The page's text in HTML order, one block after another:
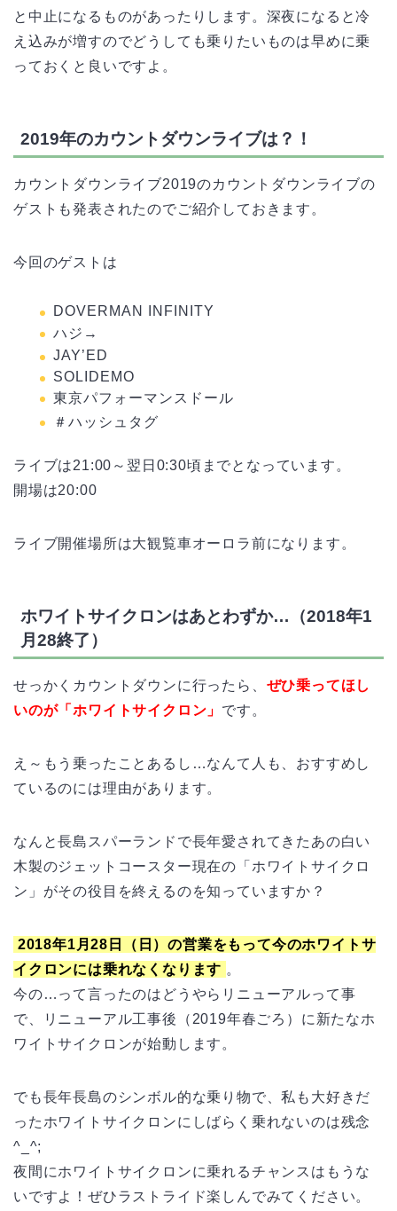
と中止になるものがあったりします。深夜になると冷
え込みが増すのでどうしても乗りたいものは早めに乗
っておくと良いですよ。
2019年のカウントダウンライブは？！
カウントダウンライブ2019のカウントダウンライブの
ゲストも発表されたのでご紹介しておきます。
今回のゲストは
DOVERMAN INFINITY
ハジ→
JAY’ED
SOLIDEMO
東京パフォーマンスドール
＃ハッシュタグ
ライブは21:00～翌日0:30頃までとなっています。
開場は20:00
ライブ開催場所は大観覧車オーロラ前になります。
ホワイトサイクロンはあとわずか…（2018年1
月28終了）
せっかくカウントダウンに行ったら、 ぜひ乗ってほし
いのが「ホワイトサイクロン」 です。
え～もう乗ったことあるし…なんて人も、おすすめし
ているのには理由があります。
なんと長島スパーランドで長年愛されてきたあの白い
木製のジェットコースター現在の「ホワイトサイクロ
ン」がその役目を終えるのを知っていますか？
2018年1月28日（日）の営業をもって今のホワイトサ
イクロンには乗れなくなります 。
今の…って言ったのはどうやらリニューアルって事
で、リニューアル工事後（2019年春ごろ）に新たなホ
ワイトサイクロンが始動します。
でも長年長島のシンボル的な乗り物で、私も大好きだ
ったホワイトサイクロンにしばらく乗れないのは残念
^_^;
夜間にホワイトサイクロンに乗れるチャンスはもうな
いですよ！ぜひラストライド楽しんでみてください。